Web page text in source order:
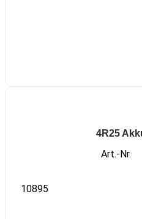
4R25
Art.-Nr.
10895